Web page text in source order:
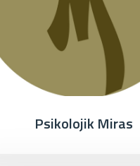
Psikolojik Miras